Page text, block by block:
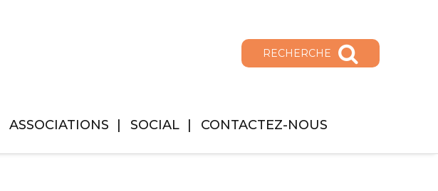
RECHERCHE
ASSOCIATIONS SOCIAL CONTACTEZ-NOUS